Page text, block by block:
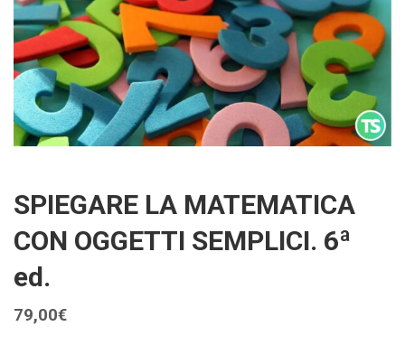
SPIEGARE LA MATEMATICA
CON OGGETTI SEMPLICI. 6ª
ed.
79,00€